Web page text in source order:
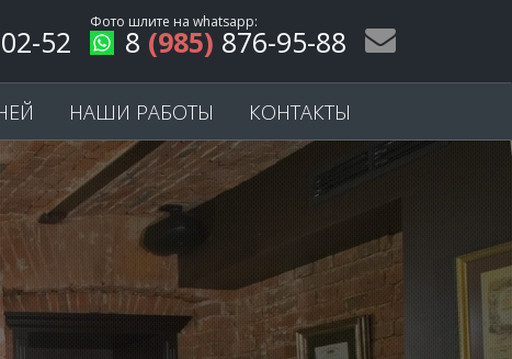
52
Фото шлите на whatsapp:
8 (985) 876-95-88
НАШИ РАБОТЫ КОНТАКТЫ